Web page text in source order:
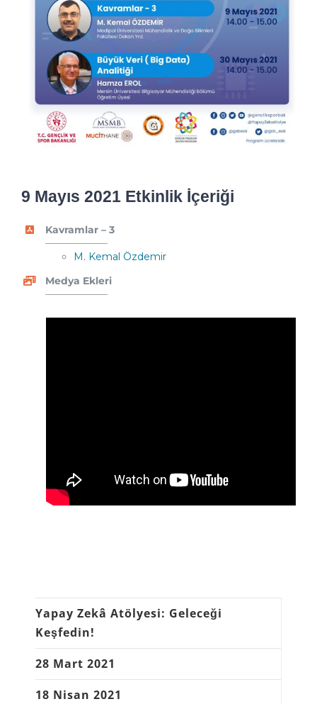
9 Mayıs 2021 Etkinlik İçeriği
Kavramlar – 3
M. Kemal Özdemir
Medya Ekleri
Yapay Zekâ Atölyesi: Geleceği
Keşfedin!
28 Mart 2021
18 Nisan 2021